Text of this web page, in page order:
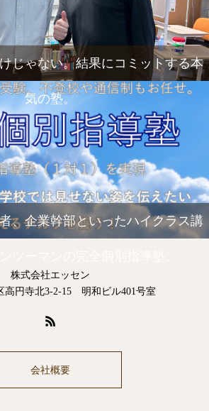
じゃない。結果にコミットする本
気の塾。
、企業幹部といったハイクラス講
株式会社エッセン
高円寺北3-2-15 明和ビル401号室
会社概要